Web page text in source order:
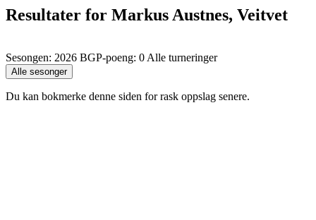
Resultater for Markus Austnes, Veitvet
Sesongen: 2026 BGP-poeng: 0 Alle turneringer
Du kan bokmerke denne siden for rask oppslag senere.